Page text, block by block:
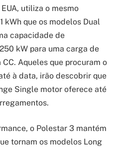
utiliza o mesmo
kWh que os modelos Dual
capacidade de
kW para uma carga de
Aqueles que procuram o
à data, irão descobrir que
Single motor oferece até
o Polestar 3 mantém
tornam os modelos Long